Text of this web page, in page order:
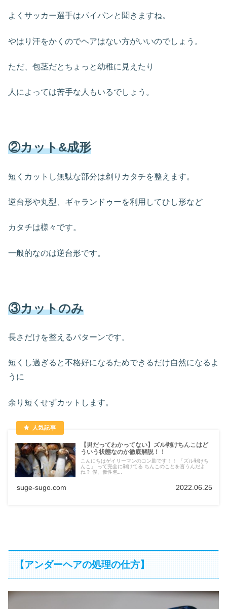
よくサッカー選手はパイパンと聞きますね。
やはり汗をかくのでヘアはない方がいいのでしょう。
ただ、包茎だとちょっと幼稚に見えたり
人によっては苦手な人もいるでしょう。
②カット&成形
短くカットし無駄な部分は剃りカタチを整えます。
逆台形や丸型、ギャランドゥーを利用してひし形など
カタチは様々です。
一般的なのは逆台形です。
③カットのみ
長さだけを整えるパターンです。
短くし過ぎると不格好になるためできるだけ自然になるよ
うに
余り短くせずカットします。
【男だってわかってない】ズル剥けちんこはど
ういう状態なのか徹底解説！！
こんにちはゲイリーマンのコン助です！！ 「ズル剥けち
んこ」 って完全に剥けてる ちんこのことを言うんだよ
ね？ 僕、仮性包...
suge-sugo.com 2022.06.25
【アンダーヘアの処理の仕方】